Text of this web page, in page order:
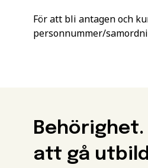
För att bli antagen och
personnummer/
att gå